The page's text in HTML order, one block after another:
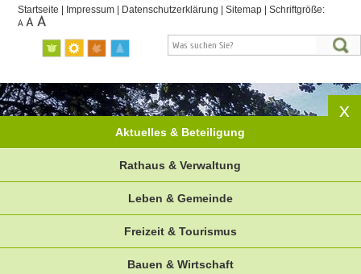
Startseite Impressum Datenschutzerklärung |Sitemap |Schriftgröße:
Aktuelles & Beteiligung
Rathaus & Verwaltung
Leben & Gemeinde
Freizeit & Tourismus
Bauen & Wirtschaft